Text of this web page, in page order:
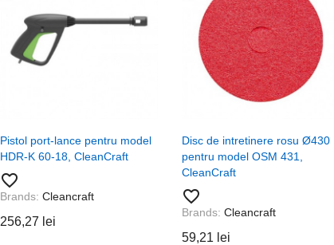
Pistol port-lance pentru model
HDR-K 60-18, CleanCraft
favorite_border
Brands: Cleancraft
256,27 lei
Disc de intretinere rosu Ø430
pentru model OSM 431,
CleanCraft
favorite_border
Brands: Cleancraft
59,21 lei